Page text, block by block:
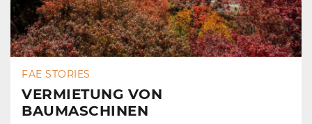
FAE STORIES
VERMIETUNG VON
BAUMASCHINEN